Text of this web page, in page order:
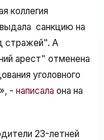
коллегия
выдала санкцию на
стражей". А
арест" отменена
уголовного
- написала она на
23-летней